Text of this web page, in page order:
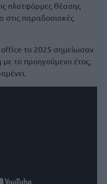
πλατφόρμες θέασης
στις παραδοσιακές
office το 2025 σημείωσαν
το προηγούμενο έτος,